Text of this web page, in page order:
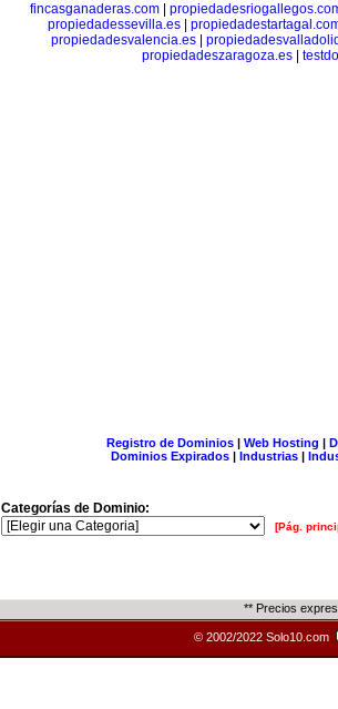
fincasganaderas.com
propiedadessevilla.es
propiedadesvalencia.es|
propiedadeszaragoza.es|
Registro de Dominios| Web Hosting |
Dominios Expirados | Industrias |
Categorías de Dominio:
[Pág.
** Precios
© 2002/2022 Solo10.com